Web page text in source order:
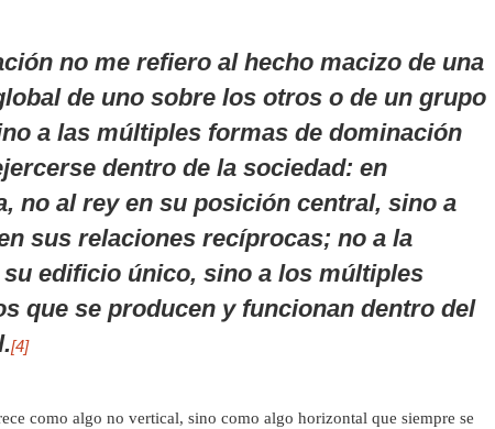
no me refiero al hecho macizo de una
de uno sobre los otros o de un grupo
a las múltiples formas de dominación
dentro de la sociedad: en
no al rey en su posición central, sino a
sus relaciones recíprocas; no a la
edificio único, sino a los múltiples
que se producen y funcionan dentro del
[4]
como algo no vertical, sino como algo horizontal que siempre se